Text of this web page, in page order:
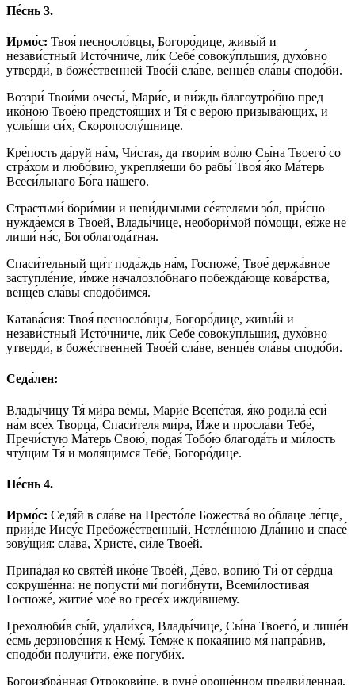
Пе́снь 3.
Ирмо́с: Твоя́ песносло́вцы, Богоро́дице, живы́й и
незави́стный Исто́чниче, ли́к Себе́ совоку́пльшия, духо́вно
утверди́, в боже́ственней Твое́й сла́ве, венце́в сла́вы сподо́би.
Воззри́ Твои́ми очесы́, Мари́е, и ви́ждь благоутро́бно пред
ико́ною Твое́ю предстоя́щих и Тя́ с ве́рою призыва́ющих, и
услы́ши си́х, Скоропослу́шнице.
Кре́пость да́руй на́м, Чи́стая, да твори́м во́лю Сы́на Твоего́ со
стра́хом и любо́вию, укрепля́еши бо рабы́ Твоя́ я́ко Ма́терь
Всеси́льнаго Бо́га на́шего.
Страстьми́ бори́мии и неви́димыми се́ятелями зо́л, при́сно
нужда́емся в Твое́й, Влады́чице, необори́мой по́мощи, ея́же не
лиши́ на́с, Богоблагода́тная.
Спаси́тельный щи́т пода́ждь на́м, Госпоже́, Твое́ держа́вное
заступле́ние, и́мже началозло́бнаго побежда́юще кова́рства,
венце́в сла́вы сподо́бимся.
Катава́сия: Твоя́ песносло́вцы, Богоро́дице, живы́й и
незави́стный Исто́чниче, ли́к Себе́ совоку́пльшия, духо́вно
утверди́, в боже́ственней Твое́й сла́ве, венце́в сла́вы сподо́би.
Седа́лен:
Влады́чицу Тя́ ми́ра ве́мы, Мари́е Всепе́тая, я́ко родила́ еси́
на́м все́х Творца́, Спаси́теля ми́ра, И́же и просла́ви Тебе́,
Пречи́стую Ма́терь Свою́, подая́ Тобо́ю благода́ть и ми́лость
чту́щим Тя́ и моля́щимся Тебе́, Богоро́дице.
Пе́снь 4.
Ирмо́с: Седя́й в сла́ве на Престо́ле Божества́ во о́блаце ле́гце,
прии́де Иису́с Пребоже́ственный, Нетле́нною Дла́нию и спасе́
зову́щия: сла́ва, Христе́, си́ле Твое́й.
Припа́дая ко святе́й ико́не Твое́й, Де́во, вопию́ Ти́ от се́рдца
сокруше́нна: не попусти́ ми́ поги́бнути, Всеми́лостивая
Госпоже́, житие́ мое́ во гресе́х ижди́вшему.
Грехолюби́в сы́й, удали́хся, Влады́чице, Сы́на Твоего́, и лише́н
е́смь дерзнове́ния к Нему́. Те́мже к покая́нию мя́ напра́вив,
сподо́би получи́ти, е́же погуби́х.
Богоизбра́нная Отрокови́це, в руне́ ороше́нном предви́денная,